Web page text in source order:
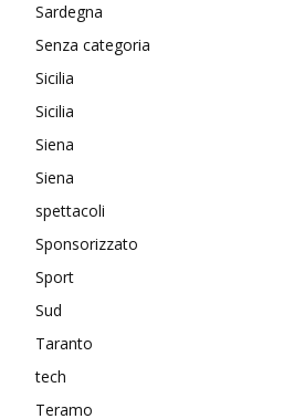
Sardegna
Senza categoria
Sicilia
Sicilia
Siena
Siena
spettacoli
Sponsorizzato
Sport
Sud
Taranto
tech
Teramo